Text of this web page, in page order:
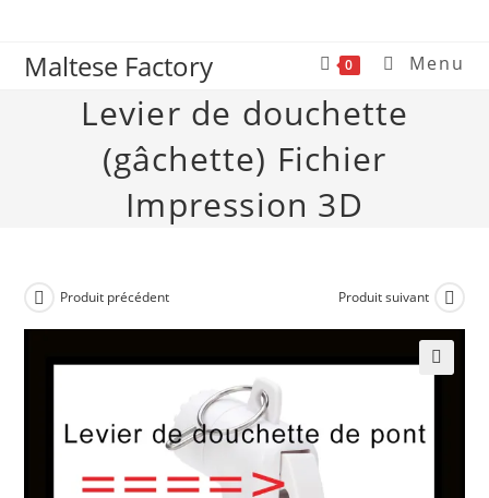
Maltese Factory 0 Menu
Levier de douchette
(gâchette) Fichier
Impression 3D
Produit précédent Produit suivant